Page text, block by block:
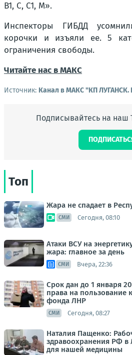
В1, С, С1, М».
Инспекторы ГИБДД
корочки и изъяли ее. 5
ограничения свободы.
Читайте нас в МАКС
Источник: Канал в МАКС "КП
Подписывайтесь на наш
Топ
Жара не спадает в
СМИ Сегодня, 08:10
Атаки ВСУ на
жара: главное за день
СМИ Вчера, 22:36
Срок дан до 1 января
права на пользование
фонда ЛНР
СМИ Сегодня, 08:27
Наталия Пащенко:
здравоохранения РФ
для нашей медицины